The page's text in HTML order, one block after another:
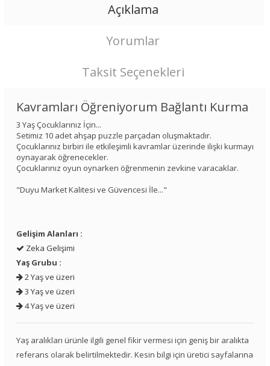
Açıklama
Yorumlar
Taksit Seçenekleri
Kavramları Öğreniyorum Bağlantı Kurma
3 Yaş Çocuklarınız İçin...
Setimiz 10 adet ahşap puzzle parçadan oluşmaktadır.
Çocuklarınız birbiri ile etkileşimli kavramlar üzerinde ilişki kurmayı
oynayarak öğrenecekler.
Çocuklarınız oyun oynarken öğrenmenin zevkine varacaklar.
"Duyu Market Kalitesi ve Güvencesi İle..."
Gelişim Alanları :
Zeka Gelişimi
Yaş Grubu :
2 Yaş ve üzeri
3 Yaş ve üzeri
4 Yaş ve üzeri
Yaş aralıkları ürünle ilgili genel fikir vermesi için geniş bir aralıkta
referans olarak belirtilmektedir. Kesin bilgi için üretici sayfalarına